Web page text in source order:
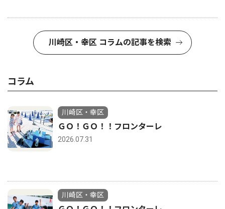
川崎区・幸区 コラムの記事を検索
コラム
川崎区・幸区
ＧＯ！ＧＯ！！フロンターレ
2026.07.31
川崎区・幸区